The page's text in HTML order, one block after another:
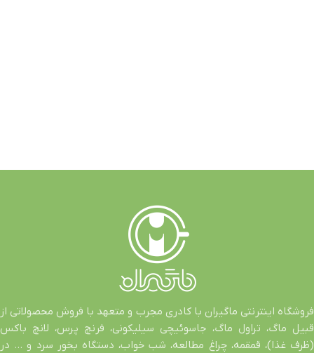
فروشگاه اینترنتی ماگیران با کادری مجرب و متعهد با فروش محصولاتی از
قبیل ماگ، تراول ماگ، جاسوئیچی سیلیکونی، فرنچ پرس، لانچ باکس
(ظرف غذا)، قمقمه، چراغ مطالعه، شب خواب، دستگاه بخور سرد و … در